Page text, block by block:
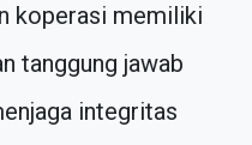
koperasi memiliki
tanggung jawab
integritas